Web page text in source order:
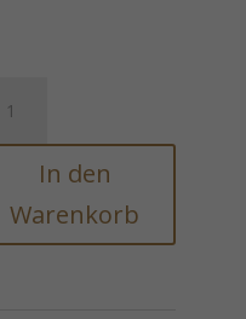
In den
Warenkorb